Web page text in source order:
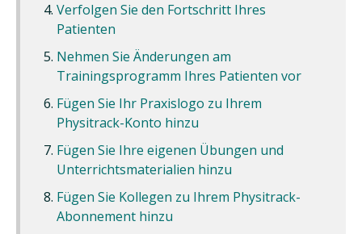
Verfolgen Sie den Fortschritt Ihres
Patienten
Nehmen Sie Änderungen am
Trainingsprogramm Ihres Patienten vor
Fügen Sie Ihr Praxislogo zu Ihrem
Physitrack-Konto hinzu
Fügen Sie Ihre eigenen Übungen und
Unterrichtsmaterialien hinzu
Fügen Sie Kollegen zu Ihrem Physitrack-
Abonnement hinzu